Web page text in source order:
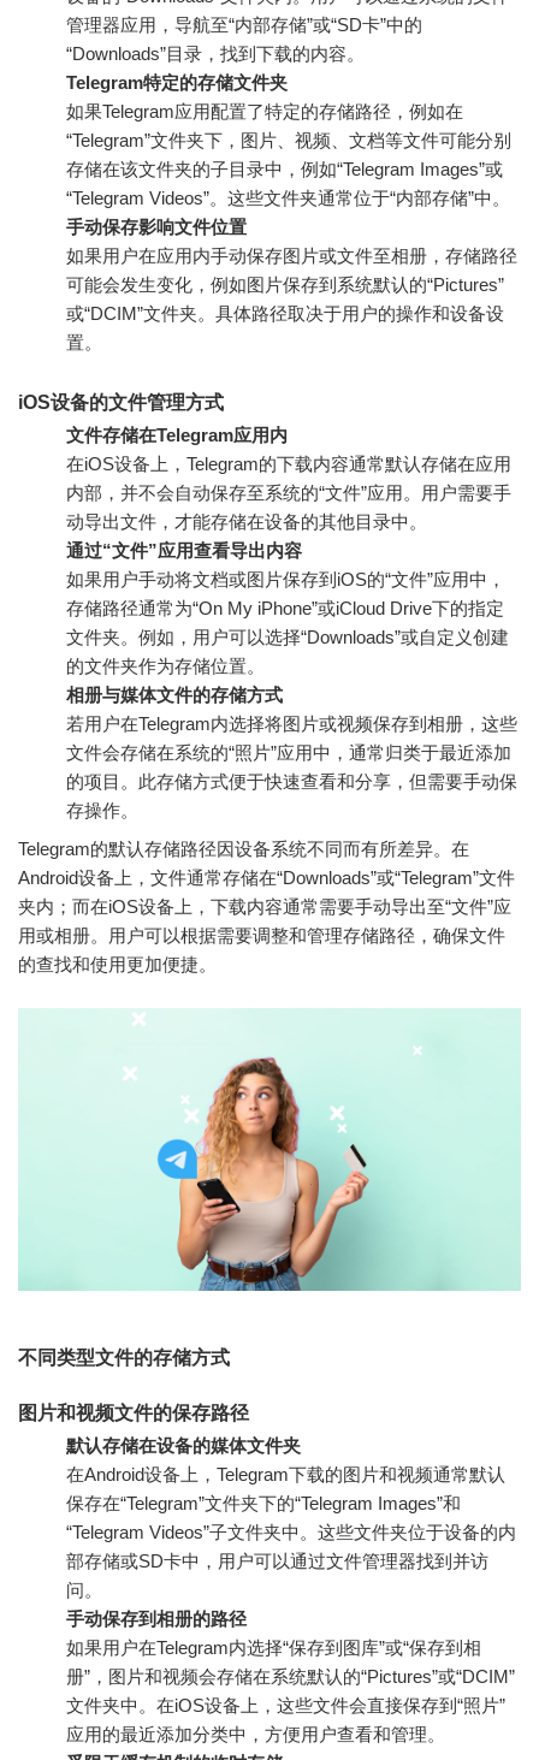
管理器应用，导航至“内部存储”或“SD卡”中的
“Downloads”目录，找到下载的内容。
Telegram特定的存储文件夹
如果Telegram应用配置了特定的存储路径，例如在
“Telegram”文件夹下，图片、视频、文档等文件可能分别
存储在该文件夹的子目录中，例如“Telegram Images”或
“Telegram Videos”。这些文件夹通常位于“内部存储”中。
手动保存影响文件位置
如果用户在应用内手动保存图片或文件至相册，存储路径
可能会发生变化，例如图片保存到系统默认的“Pictures”
或“DCIM”文件夹。具体路径取决于用户的操作和设备设
置。
iOS设备的文件管理方式
文件存储在Telegram应用内
在iOS设备上，Telegram的下载内容通常默认存储在应用
内部，并不会自动保存至系统的“文件”应用。用户需要手
动导出文件，才能存储在设备的其他目录中。
通过“文件”应用查看导出内容
如果用户手动将文档或图片保存到iOS的“文件”应用中，
存储路径通常为“On My iPhone”或iCloud Drive下的指定
文件夹。例如，用户可以选择“Downloads”或自定义创建
的文件夹作为存储位置。
相册与媒体文件的存储方式
若用户在Telegram内选择将图片或视频保存到相册，这些
文件会存储在系统的“照片”应用中，通常归类于最近添加
的项目。此存储方式便于快速查看和分享，但需要手动保
存操作。
Telegram的默认存储路径因设备系统不同而有所差异。在
Android设备上，文件通常存储在“Downloads”或“Telegram”文件
夹内；而在iOS设备上，下载内容通常需要手动导出至“文件”应
用或相册。用户可以根据需要调整和管理存储路径，确保文件
的查找和使用更加便捷。
不同类型文件的存储方式
图片和视频文件的保存路径
默认存储在设备的媒体文件夹
在Android设备上，Telegram下载的图片和视频通常默认
保存在“Telegram”文件夹下的“Telegram Images”和
“Telegram Videos”子文件夹中。这些文件夹位于设备的内
部存储或SD卡中，用户可以通过文件管理器找到并访
问。
手动保存到相册的路径
如果用户在Telegram内选择“保存到图库”或“保存到相
册”，图片和视频会存储在系统默认的“Pictures”或“DCIM”
文件夹中。在iOS设备上，这些文件会直接保存到“照片”
应用的最近添加分类中，方便用户查看和管理。